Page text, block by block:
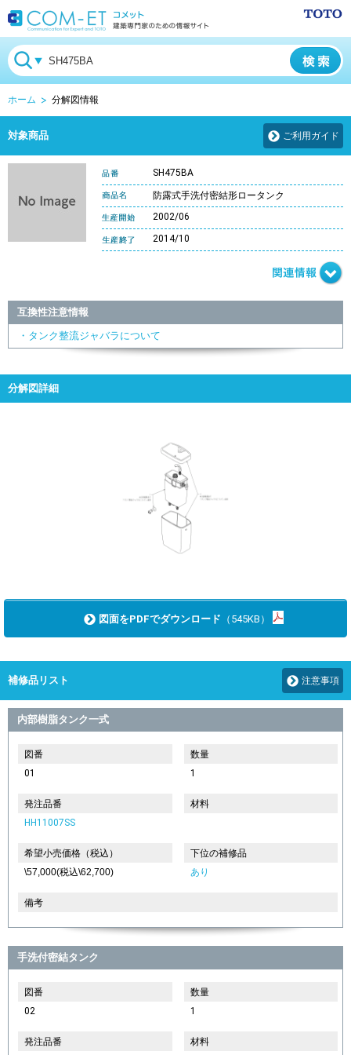
ホーム 分解図情報
対象商品 ご利用ガイド
SH475BA
防露式手洗付密結形ロータンク
2002/06
2014/10
互換性注意情報
・タンク整流ジャバラについて
分解図詳細
図面をPDFでダウンロード （545KB）
補修品リスト 注意事項
内部樹脂タンク一式
図番
01
数量
1
発注品番
HH11007SS
材料
希望小売価格（税込）
\57,000(税込\62,700)
下位の補修品
あり
備考
手洗付密結タンク
図番
02
数量
1
発注品番
材料